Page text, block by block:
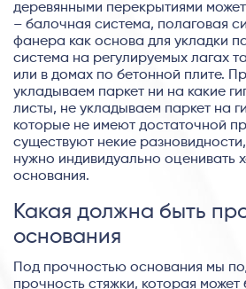
деревянными перекрытиями
– балочная система, полаговая
фанера как основа для укладки
система на регулируемых лагах
или в домах по бетонной плите.
укладываем паркет ни на какие
листы, не укладываем паркет на
которые не имеют достаточной
существуют некие
нужно индивидуально оценивать
основания.
Какая должна быть
основания
Под прочностью основания мы
прочность стяжки, которая может